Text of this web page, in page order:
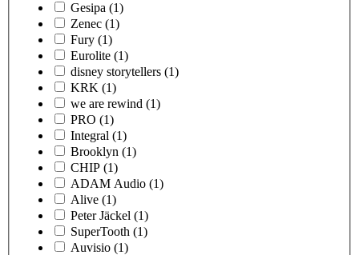
Gesipa (1)
Zenec (1)
Fury (1)
Eurolite (1)
disney storytellers (1)
KRK (1)
we are rewind (1)
PRO (1)
Integral (1)
Brooklyn (1)
CHIP (1)
ADAM Audio (1)
Alive (1)
Peter Jäckel (1)
SuperTooth (1)
Auvisio (1)